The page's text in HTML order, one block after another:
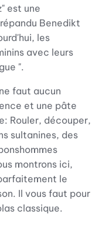
est une
Benedikt
les
avec leurs
".
faut aucun
et une pâte
Rouler, découper,
sultanines, des
montrons ici,
le
Il vous faut pour
classique.